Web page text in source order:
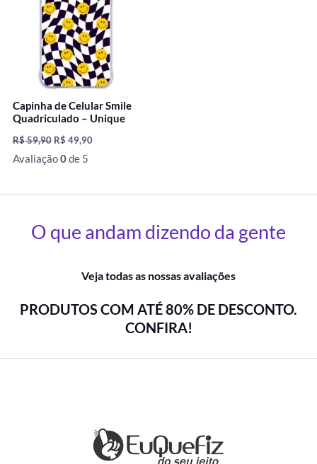
Capinha de Celular Smile
Quadriculado – Unique
R$59,90 R$ 49,90
Avaliação0de 5
O que andam dizendo da gente
Veja todas as nossas avaliações
PRODUTOS COM ATÉ 80% DE DESCONTO.
CONFIRA!